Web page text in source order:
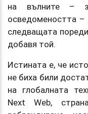
на вълните –
осведомеността
следващата
добавя той.
Истината е, че
не биха били
на глобалната
Next Web,